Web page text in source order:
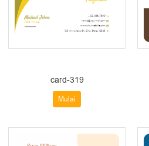
card-319
Mulai